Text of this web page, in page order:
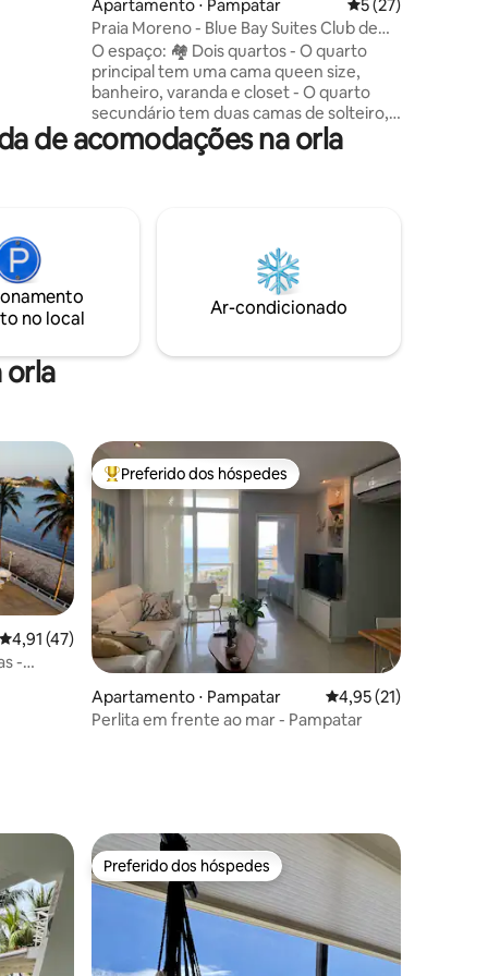
Apartamento ⋅ Pampatar 5 de uma
5 (27)
Praia Moreno - Blue Bay Suites Club de
PlayaTibisay
O espaço: 🏘️ Dois quartos - O quarto
principal tem uma cama queen size,
banheiro, varanda e closet - O quarto
secundário tem duas camas de solteiro,
banheiro completo fora do quarto 🏘️
Cozinha totalmente equipada 🏘️
independente em toda a propriedade 🏘️
Tanque de água de 1.100L que é
recarregado automaticamente,
permitindo que você tenha água
de acomodações na orla
no local
Ar-condicionado
4,91 de uma avaliação média de 5, 47 avaliações
4,91 (47)
-
Entre os melhores preferidos dos hóspedes
Preferido dos hóspedes
Apartamento ⋅ Pampatar 4,95 de uma
4,95 (21)
Perlita em frente ao mar - Pampatar
Preferido dos hóspedes
Preferido dos hóspedes